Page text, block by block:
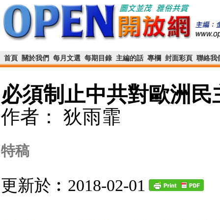
首頁 關於我們 每月文選 每期目錄 主編的話 專欄 封面彩頁 聯絡我
必須制止​中共對歐洲民
作者： 狄雨霏
特稿
更新於︰2018-02-01